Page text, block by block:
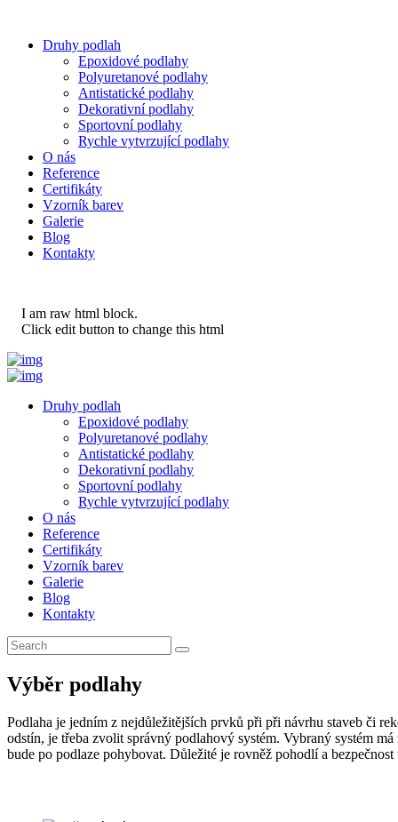
Druhy podlah
Epoxidové podlahy
Polyuretanové podlahy
Antistatické podlahy
Dekorativní podlahy
Sportovní podlahy
Rychle vytvrzující podlahy
O nás
Reference
Certifikáty
Vzorník barev
Galerie
Blog
Kontakty
I am raw html block.
Click edit button to change this html
Druhy podlah
Epoxidové podlahy
Polyuretanové podlahy
Antistatické podlahy
Dekorativní podlahy
Sportovní podlahy
Rychle vytvrzující podlahy
O nás
Reference
Certifikáty
Vzorník barev
Galerie
Blog
Kontakty
Výběr podlahy
Podlaha je jedním z nejdůležitějších prvků při při návrhu staveb či
odstín, je třeba zvolit správný podlahový systém. Vybraný systém
bude po podlaze pohybovat. Důležité je rovněž pohodlí a